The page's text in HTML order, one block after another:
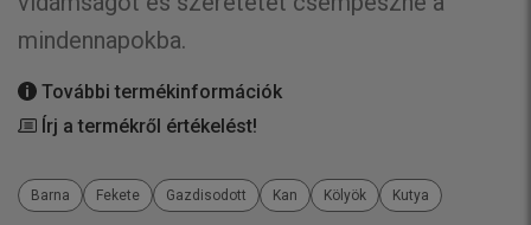
mindennapokba.
További termékinformációk
Írj a termékről értékelést!
Barna Fekete Gazdisodott Kan Kölyök Kutya